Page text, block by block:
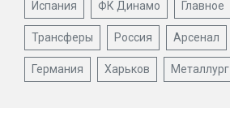
Испания ФК Динамо Главное
Трансферы Россия Арсенал
Германия Харьков Металлург